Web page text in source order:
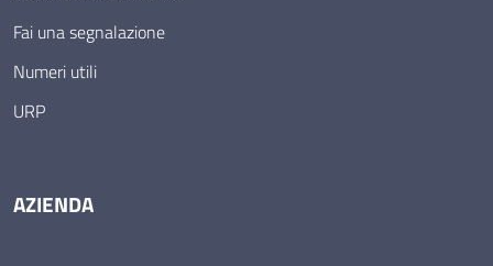
Fai una segnalazione
Numeri utili
URP
AZIENDA